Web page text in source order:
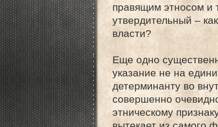
правящим этносом и
утвердительный –
власти?
Еще одно
указание не на
детерминанту во
совершенно
этническому